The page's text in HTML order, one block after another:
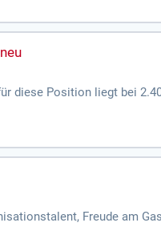
diese Position liegt bei
Sie Teil unseres Teams!
Freude am
sind bei uns willkommen!